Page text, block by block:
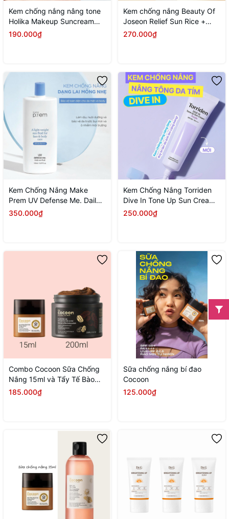
Kem chống nắng nâng tone
Holika Makeup Suncream
Matte Tone Up SPF50+
190.000₫
Kem chống nắng Beauty Of
Joseon Relief Sun Rice +
Probiotics 50ml
270.000₫
Kem Chống Nắng Make
Prem UV Defense Me. Daily
Sun Fluid Mỏng Nhẹ SPF50+
350.000₫
Kem Chống Nắng Torriden
Dive In Tone Up Sun Cream
Purple SPF50 60ml
250.000₫
Combo Cocoon Sữa Chống
Nắng 15ml và Tẩy Tế Bào
Chết Toàn Thân Cà Phê
185.000₫
Sữa chống nắng bí đao
Cocoon
125.000₫